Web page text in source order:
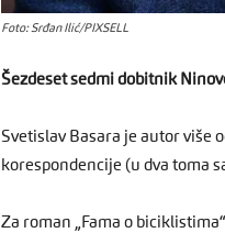
Foto: Srđan Ilić/PIXSELL
Šezdeset sedmi dobitnik
Svetislav Basara je autor više
korespondencije (u dva toma
Za roman „Fama o